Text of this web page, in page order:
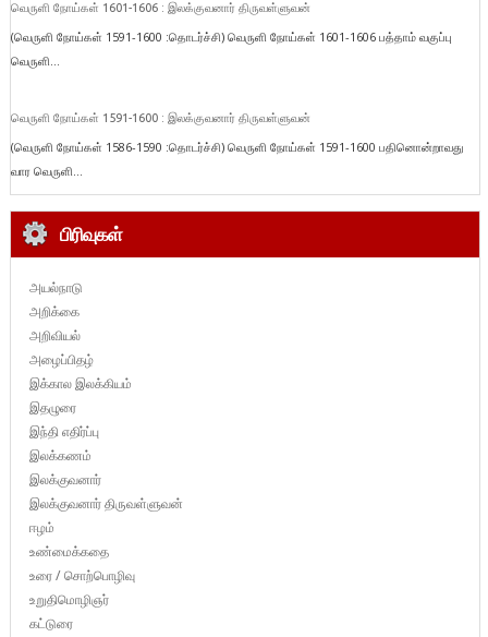
வெருளி நோய்கள் 1601-1606 : இலக்குவனார் திருவள்ளுவன்
(வெருளி நோய்கள் 1591-1600 :தொடர்ச்சி) வெருளி நோய்கள் 1601-1606 பத்தாம் வகுப்பு
வெருளி...
வெருளி நோய்கள் 1591-1600 : இலக்குவனார் திருவள்ளுவன்
(வெருளி நோய்கள் 1586-1590 :தொடர்ச்சி) வெருளி நோய்கள் 1591-1600 பதினொன்றாவது
வார வெருளி...
பிரிவுகள்
அயல்நாடு
அறிக்கை
அறிவியல்
அழைப்பிதழ்
இக்கால இலக்கியம்
இதழுரை
இந்தி எதிர்ப்பு
இலக்கணம்
இலக்குவனார்
இலக்குவனார் திருவள்ளுவன்
ஈழம்
உண்மைக்கதை
உரை / சொற்பொழிவு
உறுதிமொழிஞர்
கட்டுரை